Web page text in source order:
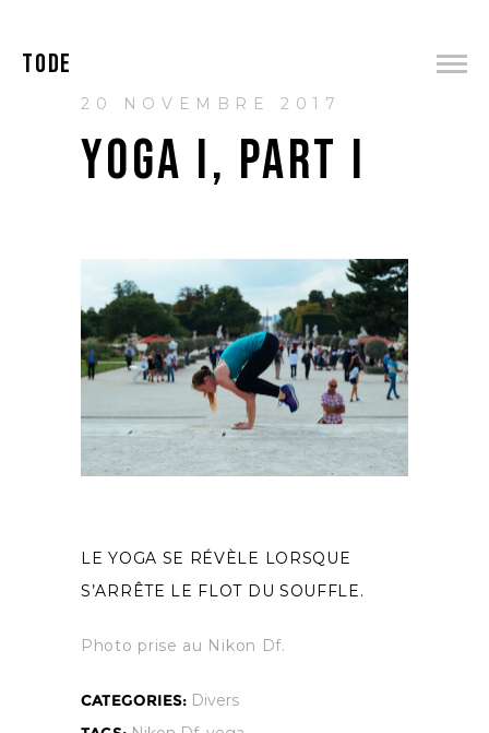
TODE
20 NOVEMBRE 2017
YOGA I, PART I
LE YOGA SE RÉVÈLE LORSQUE
S’ARRÊTE LE FLOT DU SOUFFLE.
Photo prise au Nikon Df.
CATEGORIES: Divers